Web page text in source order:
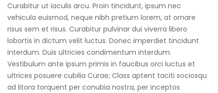
Curabitur ut iaculis arcu. Proin tincidunt, ipsum nec
vehicula euismod, neque nibh pretium lorem, at ornare
risus sem et risus. Curabitur pulvinar dui viverra libero
lobortis in dictum velit luctus. Donec imperdiet tincidunt
interdum. Duis ultricies condimentum interdum.
Vestibulum ante ipsum primis in faucibus orci luctus et
ultrices posuere cubilia Curae; Class aptent taciti sociosqu
ad litora torquent per conubia nostra, per inceptos